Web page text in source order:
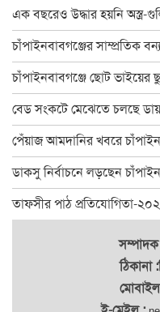
চাঁপাইনবাবগঞ্জে বানভাসি
২৪ ঘণ্টায় চাঁপাইনবাবগঞ্জে
ঐতিহ্যের সাক্ষী ৫০০
চাঁপাইনবাবগঞ্জে
চাঁপাইনবাবগঞ্জে পুকুর রক্ষার
চাঁপাইনবাবগঞ্জে ৬০০
চাঁপাইনবাবগঞ্জ-৩ আসনে
এক বছরেও উদ্ধার হয়নি অস্ত্র-
চাঁপাইনবাবগঞ্জের সাম্প্রতিক
চাঁপাইনবাবগঞ্জে ছোট ভাইয়ের
বেড সংকটে মেঝেতে চলছে
পেঁয়াজ আমদানির খবরে
ডাকসু নির্বাচনে লড়ছেন
তাফসীর পাঠ প্রতিযোগিতা-
ঠিকানা